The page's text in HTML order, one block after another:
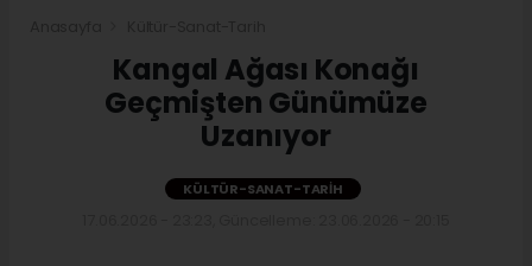
Kangal Ağası Konağı
Geçmişten Günümüze
Uzanıyor
KÜLTÜR-SANAT-TARIH